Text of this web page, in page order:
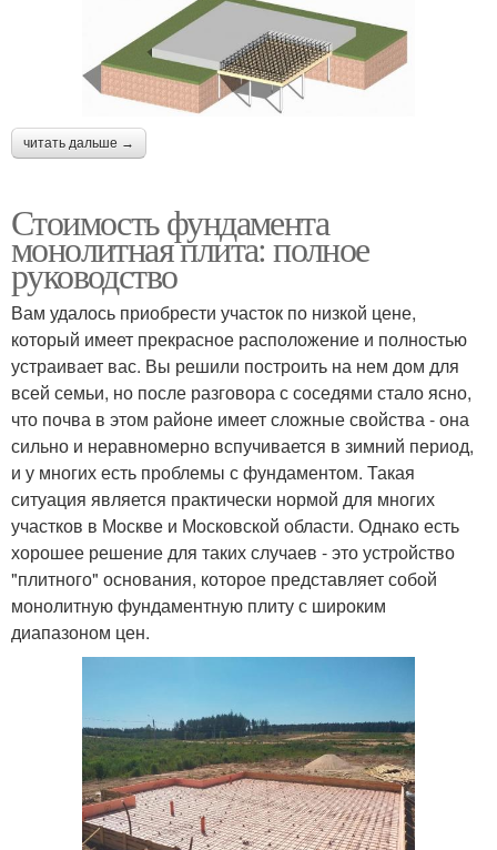
читать дальше →
Стоимость фундамента
монолитная плита: полное
руководство
Вам удалось приобрести участок по низкой цене,
который имеет прекрасное расположение и полностью
устраивает вас. Вы решили построить на нем дом для
всей семьи, но после разговора с соседями стало ясно,
что почва в этом районе имеет сложные свойства - она
сильно и неравномерно вспучивается в зимний период,
и у многих есть проблемы с фундаментом. Такая
ситуация является практически нормой для многих
участков в Москве и Московской области. Однако есть
хорошее решение для таких случаев - это устройство
"плитного" основания, которое представляет собой
монолитную фундаментную плиту с широким
диапазоном цен.